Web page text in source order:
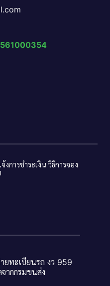
งการชำระเงิน วิธีการจอง
ยทะเบียนรถ งว 959
ากกรมขนส่ง